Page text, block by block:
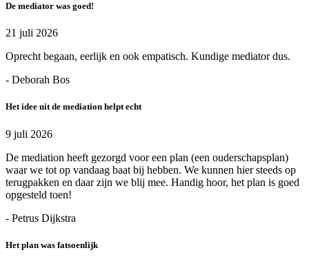
De mediator was goed!
21 juli 2026
Oprecht begaan, eerlijk en ook empatisch. Kundige mediator dus.
- Deborah Bos
Het idee uit de mediation helpt echt
9 juli 2026
De mediation heeft gezorgd voor een plan (een ouderschapsplan)
waar we tot op vandaag baat bij hebben. We kunnen hier steeds op
terugpakken en daar zijn we blij mee. Handig hoor, het plan is goed
opgesteld toen!
- Petrus Dijkstra
Het plan was fatsoenlijk